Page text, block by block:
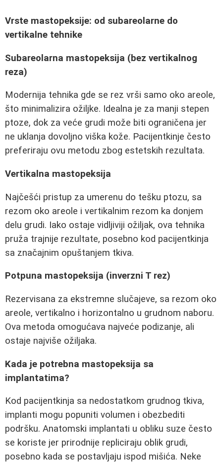
Vrste mastopeksije: od subareolarne do
vertikalne tehnike
Subareolarna mastopeksija (bez vertikalnog
reza)
Modernija tehnika gde se rez vrši samo oko areole,
što minimalizira ožiljke. Idealna je za manji stepen
ptoze, dok za veće grudi može biti ograničena jer
ne uklanja dovoljno viška kože. Pacijentkinje često
preferiraju ovu metodu zbog estetskih rezultata.
Vertikalna mastopeksija
Najčešći pristup za umerenu do tešku ptozu, sa
rezom oko areole i vertikalnim rezom ka donjem
delu grudi. Iako ostaje vidljiviji ožiljak, ova tehnika
pruža trajnije rezultate, posebno kod pacijentkinja
sa značajnim opuštanjem tkiva.
Potpuna mastopeksija (inverzni T rez)
Rezervisana za ekstremne slučajeve, sa rezom oko
areole, vertikalno i horizontalno u grudnom naboru.
Ova metoda omogućava najveće podizanje, ali
ostaje najviše ožiljaka.
Kada je potrebna mastopeksija sa
implantatima?
Kod pacijentkinja sa nedostatkom grudnog tkiva,
implanti mogu popuniti volumen i obezbediti
podršku. Anatomski implantati u obliku suze često
se koriste jer prirodnije repliciraju oblik grudi,
posebno kada se postavljaju ispod mišića. Neke